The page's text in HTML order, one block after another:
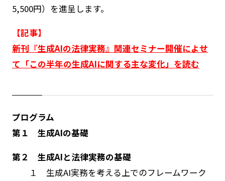
5,500円）を進呈します。
【記事】
新刊『生成AIの法律実務』関連セミナー開催によせ
て「この半年の生成AIに関する主な変化」を読む
プログラム
第１ 生成AIの基礎
第２ 生成AIと法律実務の基礎
１ 生成AI実務を考える上でのフレームワーク